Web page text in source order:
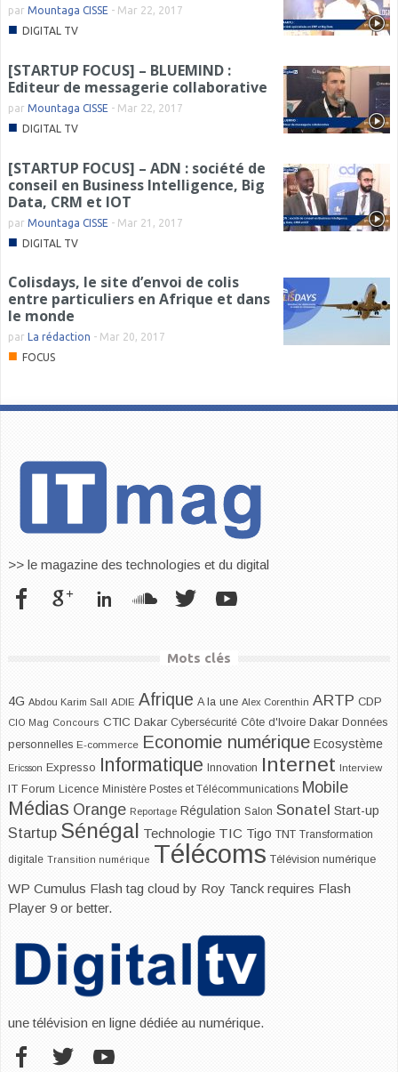
par Mountaga CISSE - Mar 22, 2017
■ DIGITAL TV
[STARTUP FOCUS] – BLUEMIND :
Editeur de messagerie collaborative
par Mountaga CISSE - Mar 22, 2017
■ DIGITAL TV
[STARTUP FOCUS] – ADN : société de
conseil en Business Intelligence, Big
Data, CRM et IOT
par Mountaga CISSE - Mar 21, 2017
■ DIGITAL TV
Colisdays, le site d’envoi de colis
entre particuliers en Afrique et dans
le monde
par La rédaction - Mar 20, 2017
■ FOCUS
>> le magazine des technologies et du digital
Mots clés
4G Abdou Karim Sall ADIE Afrique A la une Alex Corenthin ARTP CDP
CIO Mag Concours CTIC Dakar Cybersécurité Côte d'Ivoire Dakar Données
personnelles E-commerce Economie numérique Ecosystème
Ericsson Expresso Informatique Innovation Internet Interview
IT Forum Licence Ministère Postes et Télécommunications Mobile
Médias Orange Reportage Régulation Salon Sonatel Start-up
Startup Sénégal Technologie TIC Tigo TNT Transformation
digitale Transition numérique Télécoms Télévision numérique
WP Cumulus Flash tag cloud by Roy Tanck requires Flash
Player 9 or better.
une télévision en ligne dédiée au numérique.